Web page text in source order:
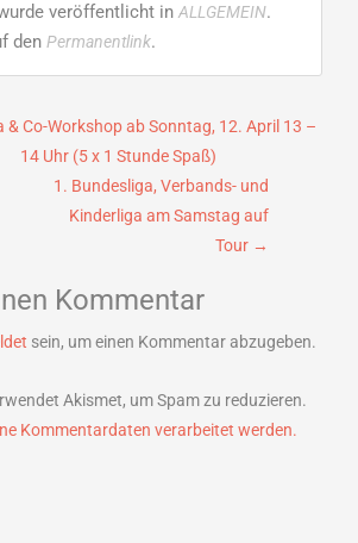
veröffentlicht in ALLGEMEIN.
den Permanentlink.
& Co-Workshop ab Sonntag, 12. April 13 –
14 Uhr (5 x 1 Stunde Spaß)
1. Bundesliga, Verbands- und
Kinderliga am Samstag auf
Tour →
Kommentar
sein, um einen Kommentar abzugeben.
Akismet, um Spam zu reduzieren.
Kommentardaten verarbeitet werden.